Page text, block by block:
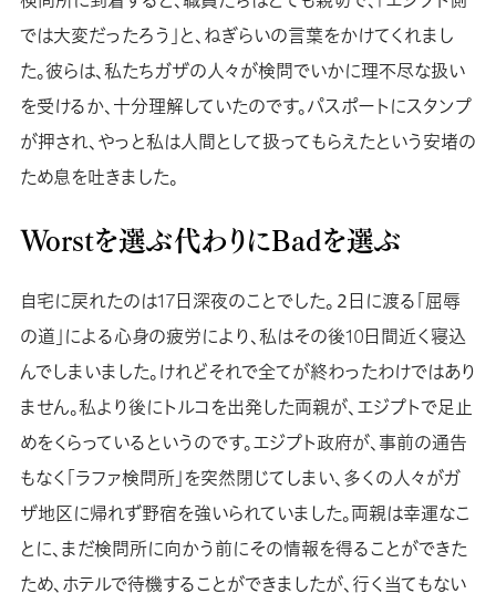
では大変だったろう」と、ねぎらいの言葉をかけてくれまし
た。彼らは、私たちガザの人々が検問でいかに理不尽な扱い
を受けるか、十分理解していたのです。パスポートにスタンプ
が押され、やっと私は人間として扱ってもらえたという安堵の
ため息を吐きました。
Worstを選ぶ代わりにBadを選ぶ
自宅に戻れたのは17日深夜のことでした。２日に渡る「屈辱
の道」による心身の疲労により、私はその後10日間近く寝込
んでしまいました。けれどそれで全てが終わったわけではあり
ません。私より後にトルコを出発した両親が、エジプトで足止
めをくらっているというのです。エジプト政府が、事前の通告
もなく「ラファ検問所」を突然閉じてしまい、多くの人々がガ
ザ地区に帰れず野宿を強いられていました。両親は幸運なこ
とに、まだ検問所に向かう前にその情報を得ることができた
ため、ホテルで待機することができましたが、行く当てもない